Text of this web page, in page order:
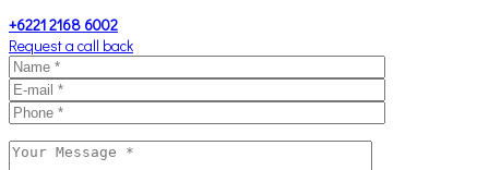
+6221 2168 6002
Request a call back